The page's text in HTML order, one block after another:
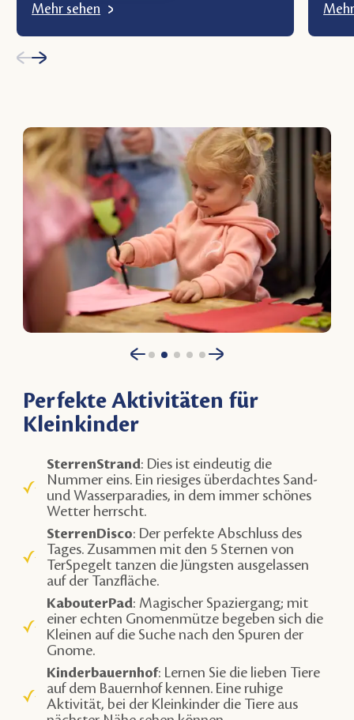
Mehr sehen
Perfekte Aktivitäten für
Kleinkinder
SterrenStrand: Dies ist eindeutig die
Nummer eins. Ein riesiges überdachtes Sand-
und Wasserparadies, in dem immer schönes
Wetter herrscht.
SterrenDisco: Der perfekte Abschluss des
Tages. Zusammen mit den 5 Sternen von
TerSpegelt tanzen die Jüngsten ausgelassen
auf der Tanzfläche.
KabouterPad: Magischer Spaziergang; mit
einer echten Gnomenmütze begeben sich die
Kleinen auf die Suche nach den Spuren der
Gnome.
Kinderbauernhof: Lernen Sie die lieben Tiere
auf dem Bauernhof kennen. Eine ruhige
Aktivität, bei der Kleinkinder die Tiere aus